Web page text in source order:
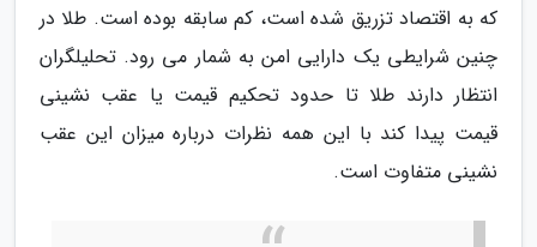
که به اقتصاد تزریق شده است، کم سابقه بوده است. طلا در
چنین شرایطی یک دارایی امن به شمار می رود. تحلیلگران
انتظار دارند طلا تا حدود تحکیم قیمت یا عقب نشینی
قیمت پیدا کند با این همه نظرات درباره میزان این عقب
نشینی متفاوت است.